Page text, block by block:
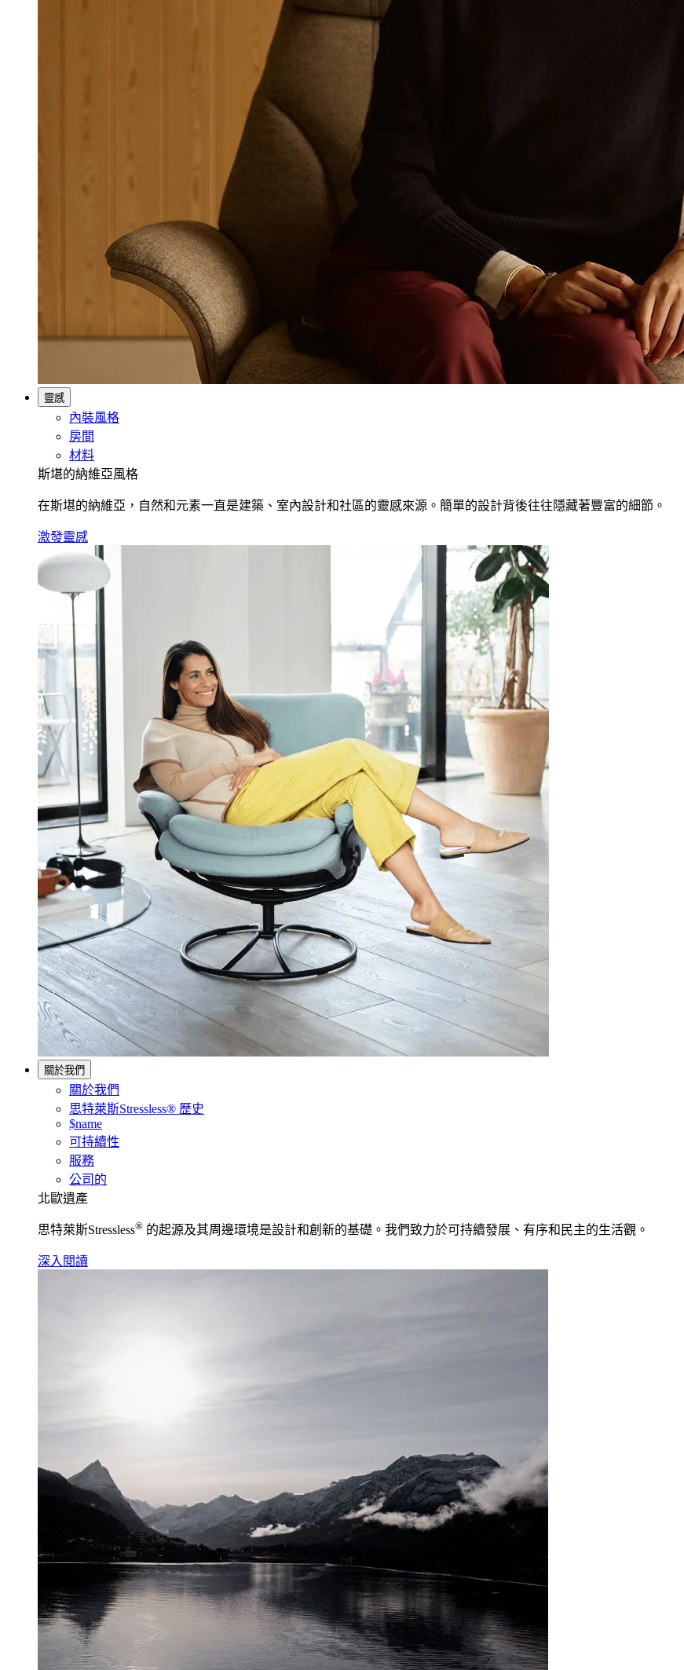
靈感
內裝風格
房間
材料
斯堪的納維亞風格
在斯堪的納維亞，自然和元素一直是建築、室內設計和社區的靈感來源。簡單的設計背後往往隱藏著豐富的細節。
激發靈感
關於我們
關於我們
思特萊斯Stressless® 歷史
$name
可持續性
服務
公司的
北歐遺產
思特萊斯Stressless® 的起源及其周邊環境是設計和創新的基礎。我們致力於可持續發展、有序和民主的生活觀。
深入閱讀